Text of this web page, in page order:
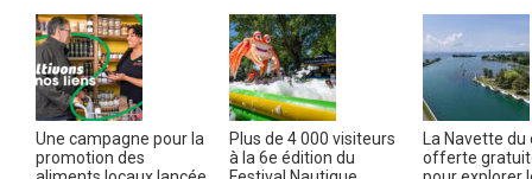
Une campagne pour la
promotion des
Plus de 4 000 visiteurs
à la 6e édition du
La Navette du
offerte